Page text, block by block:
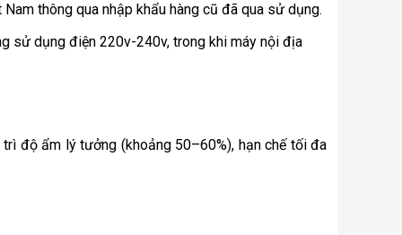
thông qua nhập khẩu hàng cũ đã qua sử dụng.
sử dụng điện 220v-240v, trong khi máy nội địa
độ ẩm lý tưởng (khoảng 50–60%), hạn chế tối đa